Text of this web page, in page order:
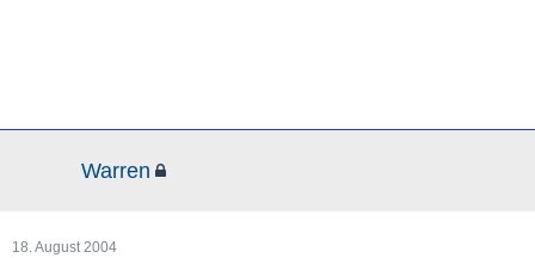
Warren
18. August 2004